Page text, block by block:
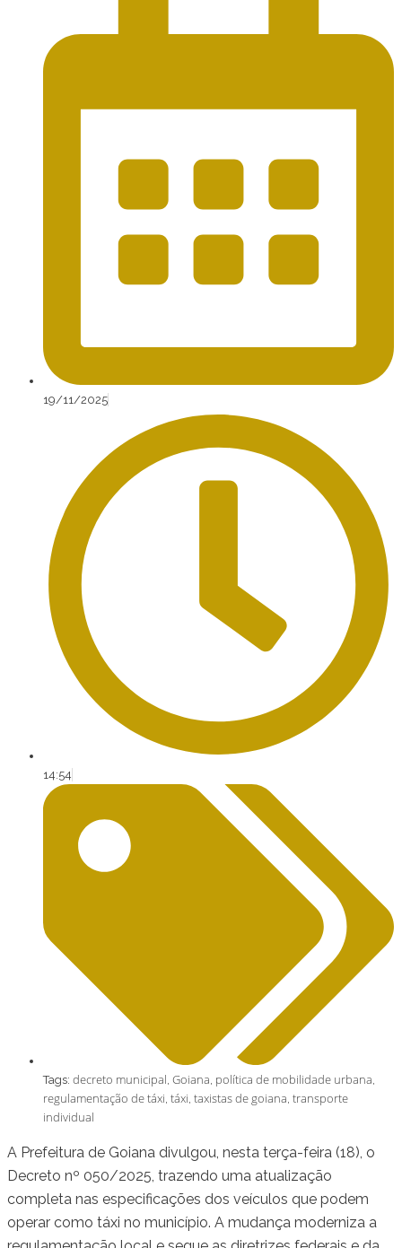
19/11/2025
14:54
Tags: decreto municipal, Goiana, política de mobilidade urbana,
regulamentação de táxi, táxi, taxistas de goiana, transporte
individual
A Prefeitura de Goiana divulgou, nesta terça-feira (18), o
Decreto nº 050/2025, trazendo uma atualização
completa nas especificações dos veículos que podem
operar como táxi no município. A mudança moderniza a